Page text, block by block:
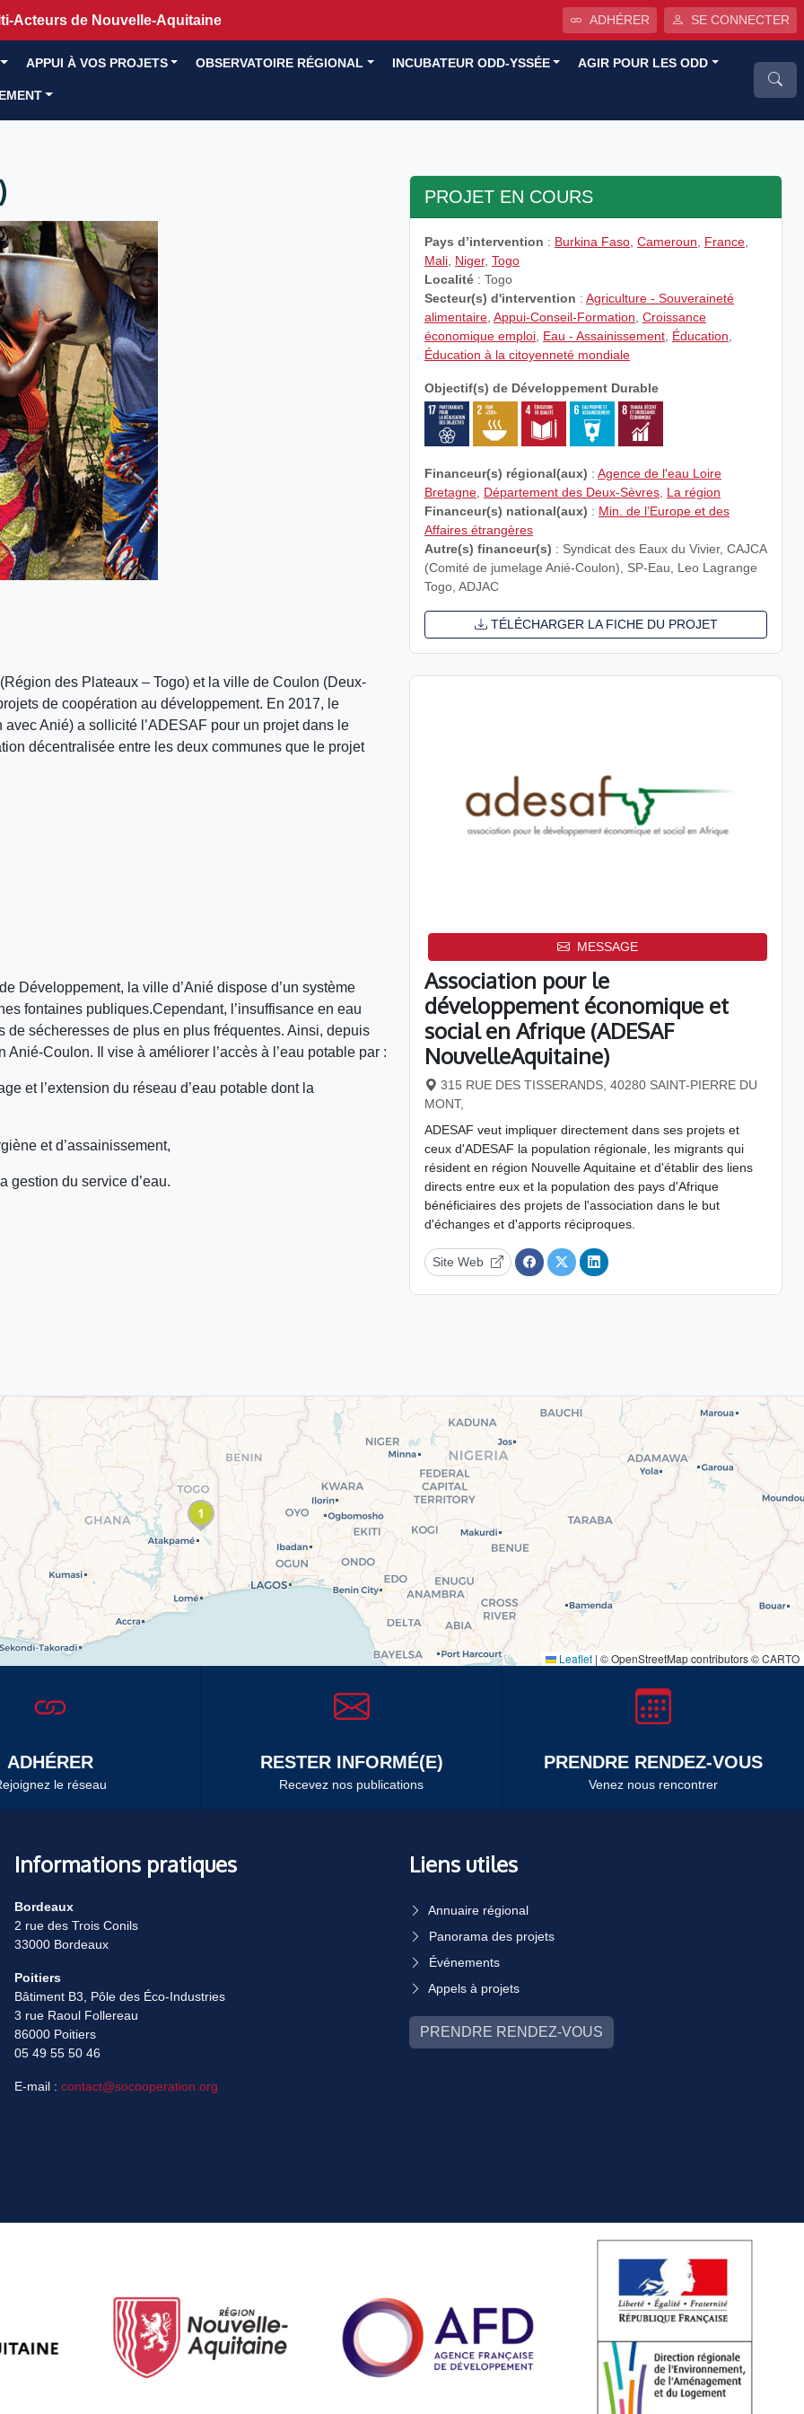
Acteurs de Nouvelle-Aquitaine ADHÉRER SE CONNECTER
APPUI À VOS PROJETS OBSERVATOIRE RÉGIONAL INCUBATEUR ODD-YSSÉE AGIR POUR LES ODD
des Plateaux – Togo) et la ville de Coulon (Deux-
de coopération au développement. En 2017, le
Anié) a sollicité l’ADESAF pour un projet dans le
décentralisée entre les deux communes que le projet
Développement, la ville d’Anié dispose d’un système
fontaines publiques.Cependant, l’insuffisance en eau
sécheresses de plus en plus fréquentes. Ainsi, depuis
Coulon. Il vise à améliorer l’accès à l’eau potable par :
l’extension du réseau d’eau potable dont la
et d’assainissement,
du service d’eau.
PROJET EN COURS
Pays d’intervention : Burkina Faso Cameroun France
Mali Niger, Togo
Localité : Togo
Secteur(s) d'intervention : Agriculture - Souveraineté
alimentaire Appui-Conseil-Formation Croissance
économique emploi Eau - Assainissement Éducation
Éducation à la citoyenneté mondiale
Objectif(s) de Développement Durable
Financeur(s) régional(aux) : Agence de l'eau Loire
Bretagne Département des Deux-Sèvres La région
Financeur(s) national(aux) : Min. de l’Europe et des
Affaires étrangères
Autre(s) financeur(s) : Syndicat des Eaux du Vivier, CAJCA
(Comité de jumelage Anié-Coulon), SP-Eau, Leo Lagrange
Togo, ADJAC
TÉLÉCHARGER LA FICHE DU PROJET
MESSAGE
Association pour le
développement économique et
social en Afrique (ADESAF
NouvelleAquitaine)
315 RUE DES TISSERANDS, 40280 SAINT-PIERRE DU
MONT,
ADESAF veut impliquer directement dans ses projets et
ceux d'ADESAF la population régionale, les migrants qui
résident en région Nouvelle Aquitaine et d'établir des liens
directs entre eux et la population des pays d'Afrique
bénéficiaires des projets de l'association dans le but
d'échanges et d'apports réciproques.
Site Web
Leaflet | © OpenStreetMap contributors © CARTO
ADHÉRER
le réseau
RESTER INFORMÉ(E)
Recevez nos publications
PRENDRE RENDEZ-VOUS
Venez nous rencontrer
Informations pratiques
Bordeaux
2 rue des Trois Conils
33000 Bordeaux
Poitiers
Bâtiment B3, Pôle des Éco-Industries
3 rue Raoul Follereau
86000 Poitiers
05 49 55 50 46
E-mail : contact@socooperation.org
Liens utiles
Annuaire régional
Panorama des projets
Événements
Appels à projets
PRENDRE RENDEZ-VOUS